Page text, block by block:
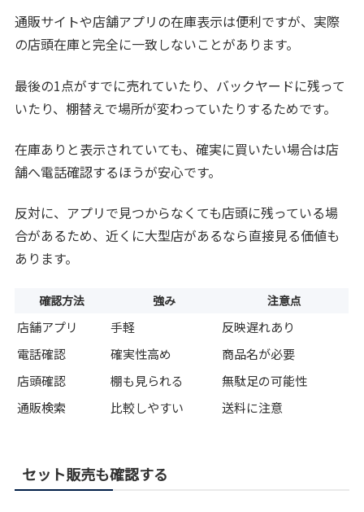
通販サイトや店舗アプリの在庫表示は便利ですが、実際
の店頭在庫と完全に一致しないことがあります。
最後の1点がすでに売れていたり、バックヤードに残って
いたり、棚替えで場所が変わっていたりするためです。
在庫ありと表示されていても、確実に買いたい場合は店
舗へ電話確認するほうが安心です。
反対に、アプリで見つからなくても店頭に残っている場
合があるため、近くに大型店があるなら直接見る価値も
あります。
確認方法 強み 注意点
店舗アプリ 手軽
反映遅れあり
電話確認
確実性高め
商品名が必要
店頭確認
棚も見られる
無駄足の可能性
通販検索
比較しやすい 送料に注意
セット販売も確認する